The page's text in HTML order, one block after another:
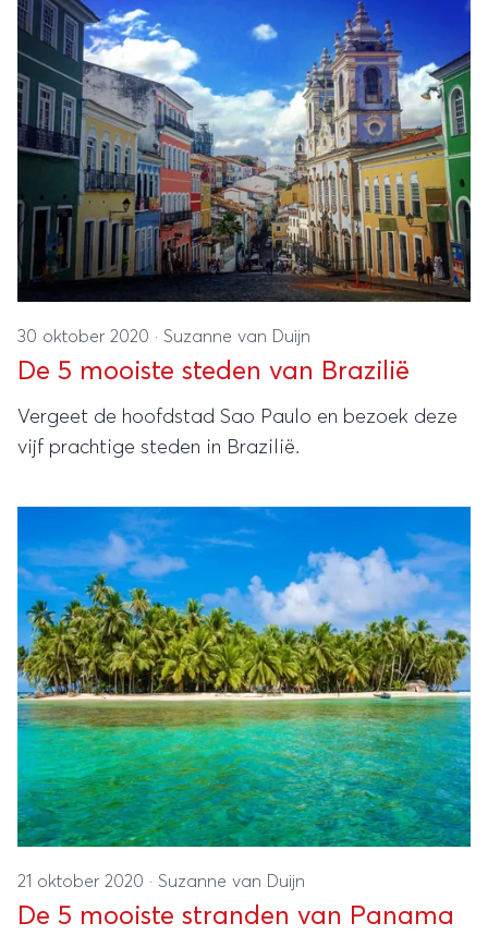
30 oktober 2020 · Suzanne van Duijn
De 5 mooiste steden van Brazilië
Vergeet de hoofdstad Sao Paulo en bezoek deze
vijf prachtige steden in Brazilië.
21 oktober 2020 · Suzanne van Duijn
De 5 mooiste stranden van Panama